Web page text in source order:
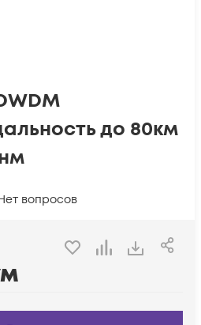
до 80км
вопросов